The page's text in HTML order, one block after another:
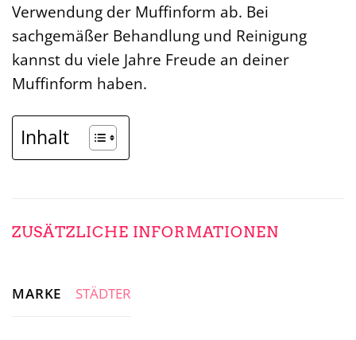
Verwendung der Muffinform ab. Bei
sachgemäßer Behandlung und Reinigung
kannst du viele Jahre Freude an deiner
Muffinform haben.
Inhalt
ZUSÄTZLICHE INFORMATIONEN
MARKE STÄDTER